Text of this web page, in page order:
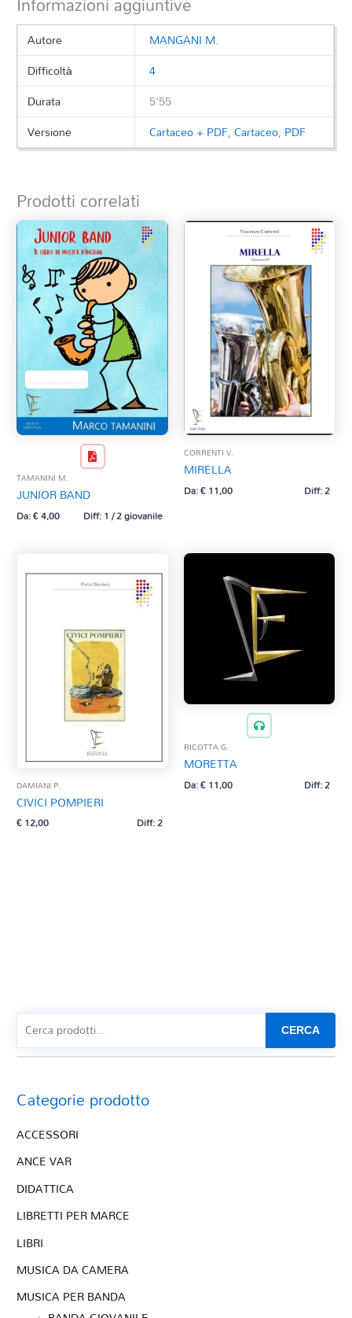
Autore
MANGANI M.
Difficoltà
4
Durata
5'55
Versione
Cartaceo + PDF,Cartaceo, PDF
Prodotti correlati
TAMANINI M.
JUNIOR BAND
Da:€4,00 Diff: 1 / 2 giovanile
CORRENTI V.
MIRELLA
Da:€11,00 Diff: 2
DAMIANI P.
CIVICI POMPIERI
€12,00 Diff: 2
RICOTTA G.
MORETTA
Da:€11,00 Diff: 2
CERCA
Categorie prodotto
ACCESSORI
ANCE VAR
DIDATTICA
LIBRETTI PER MARCE
LIBRI
MUSICA DA CAMERA
MUSICA PER BANDA